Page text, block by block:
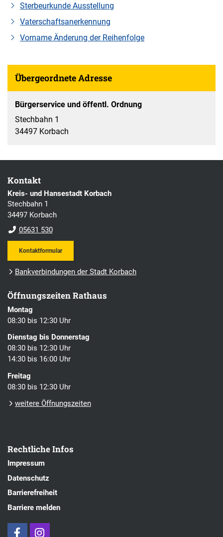
Sterbeurkunde Ausstellung
Vaterschaftsanerkennung
Vorname Änderung der Reihenfolge
Übergeordnete Adresse
Bürgerservice und öffentl. Ordnung
Stechbahn 1
34497 Korbach
Kontakt
Kreis- und Hansestadt Korbach
Stechbahn 1
34497 Korbach
05631 530
Kontaktformular
Bankverbindungen der Stadt Korbach
Öffnungszeiten Rathaus
Montag
08:30 bis 12:30 Uhr
Dienstag bis Donnerstag
08:30 bis 12:30 Uhr
14:30 bis 16:00 Uhr
Freitag
08:30 bis 12:30 Uhr
weitere Öffnungszeiten
Rechtliche Infos
Impressum
Datenschutz
Barrierefreiheit
Barriere melden